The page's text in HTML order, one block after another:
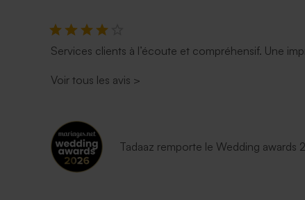
Services clients à l’écoute et compréhensif. Une
Voir tous les avis >
Tadaaz remporte le Wedding awards